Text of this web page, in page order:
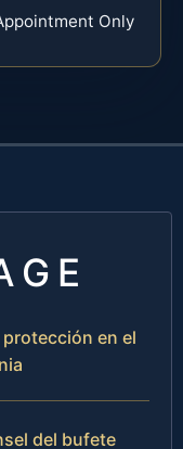
Only
en el
del bufete